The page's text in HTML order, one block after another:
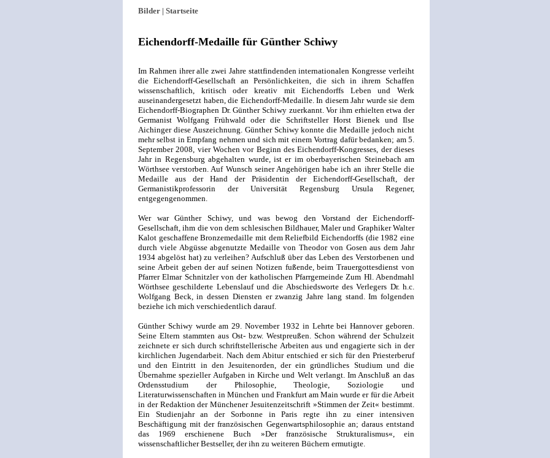
Bilder | Startseite
Eichendorff-Medaille für Günther Schiwy
Im Rahmen ihrer alle zwei Jahre stattfindenden internationalen Kongresse verleiht
die Eichen­dorff-Gesellschaft an Persönlichkeiten, die sich in ihrem Schaffen
wissenschaftlich, kritisch oder kreativ mit Eichendorffs Leben und Werk
auseinandergesetzt haben, die Eichendorff-Medaille. In diesem Jahr wurde sie dem
Eichendorff-Biographen Dr. Günther Schiwy zuerkannt. Vor ihm erhielten etwa der
Germanist Wolfgang Frühwald oder die Schriftsteller Horst Bienek und Ilse
Aichinger diese Auszeichnung. Günther Schiwy konnte die Medaille jedoch nicht
mehr selbst in Empfang nehmen und sich mit einem Vortrag dafür bedanken; am 5.
September 2008, vier Wochen vor Beginn des Eichendorff-Kongresses, der dieses
Jahr in Regensburg abgehalten wurde, ist er im oberbayerischen Steinebach am
Wörthsee verstorben. Auf Wunsch seiner Angehörigen habe ich an ihrer Stelle die
Medaille aus der Hand der Präsidentin der Eichendorff-Gesellschaft, der
Germanistikprofessorin der Universität Regensburg Ursula Regener,
entgegengenommen.
Wer war Günther Schiwy, und was bewog den Vorstand der Eichendorff-
Gesellschaft, ihm die von dem schlesischen Bildhauer, Maler und Graphiker Walter
Kalot geschaffene Bronzemedaille mit dem Reliefbild Eichendorffs (die 1982 eine
durch viele Abgüsse abgenutzte Medaille von Theodor von Gosen aus dem Jahr
1934 abgelöst hat) zu verleihen? Aufschluß über das Leben des Verstorbenen und
seine Arbeit geben der auf seinen Notizen fußende, beim Trauergottesdienst von
Pfarrer Elmar Schnitzler von der katholischen Pfarrgemeinde Zum Hl. Abendmahl
Wörthsee geschilderte Lebenslauf und die Abschiedsworte des Verlegers Dr. h.c.
Wolfgang Beck, in dessen Diensten er zwanzig Jahre lang stand. Im folgenden
beziehe ich mich verschiedentlich darauf.
Günther Schiwy wurde am 29. November 1932 in Lehrte bei Hannover geboren.
Seine Eltern stammten aus Ost- bzw. Westpreußen. Schon während der Schulzeit
zeichnete er sich durch schriftstellerische Arbeiten aus und engagierte sich in der
kirchlichen Jugendarbeit. Nach dem Abitur entschied er sich für den Priesterberuf
und den Eintritt in den Jesuitenorden, der ein gründliches Studium und die
Übernahme spezieller Aufgaben in Kirche und Welt verlangt. Im Anschluß an das
Ordensstudium der Philosophie, Theologie, Soziologie und
Literaturwissenschaften in München und Frankfurt am Main wurde er für die Arbeit
in der Redaktion der Münchener Jesuitenzeitschrift »Stimmen der Zeit« bestimmt.
Ein Studienjahr an der Sorbonne in Paris regte ihn zu einer intensiven
Beschäftigung mit der französischen Gegenwartsphilosophie an; daraus entstand
das 1969 erschienene Buch »Der französische Strukturalismus«, ein
wissenschaftlicher Bestseller, der ihn zu weiteren Büchern ermutigte.